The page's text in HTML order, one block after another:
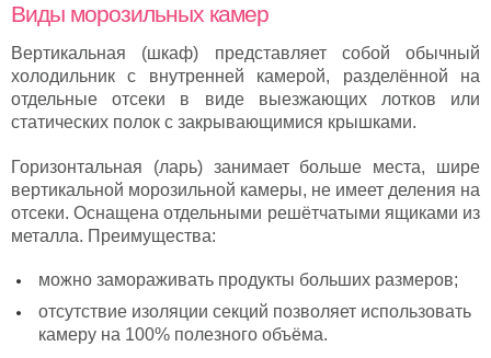
Виды морозильных камер
Вертикальная (шкаф) представляет собой обычный
холодильник с внутренней камерой, разделённой на
отдельные отсеки в виде выезжающих лотков или
статических полок с закрывающимися крышками.
Горизонтальная (ларь) занимает больше места, шире
вертикальной морозильной камеры, не имеет деления на
отсеки. Оснащена отдельными решётчатыми ящиками из
металла. Преимущества:
можно замораживать продукты больших размеров;
отсутствие изоляции секций позволяет использовать
камеру на 100% полезного объёма.